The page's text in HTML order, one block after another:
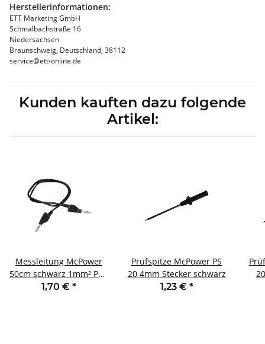
Herstellerinformationen:
ETT Marketing GmbH
Schmalbachstraße 16
Niedersachsen
Braunschweig, Deutschland, 38112
service@ett-online.de
Kunden kauften dazu folgende
Artikel:
Messleitung McPower
50cm schwarz 1mm² PVC
2x 4mm Bananenstecker
1,70 € *
Prüfspitze McPower PS
20 4mm Stecker schwarz
1,23 € *